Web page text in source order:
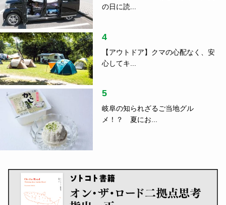
の日に読...
4
【アウトドア】クマの心配なく、安
心してキ...
5
岐阜の知られざるご当地グル
メ！？ 夏にお...